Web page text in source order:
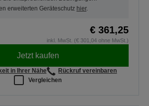
erweiterten Geräteschutz hier.
€ 361,25
inkl. MwSt. (€ 301,04 ohne MwSt.)
Jetzt kaufen
in Ihrer Nähe
Rückruf vereinbaren
Vergleichen